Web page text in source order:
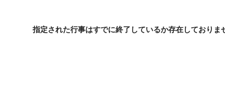
指定された行事はすでに終了しているか存在しておりま